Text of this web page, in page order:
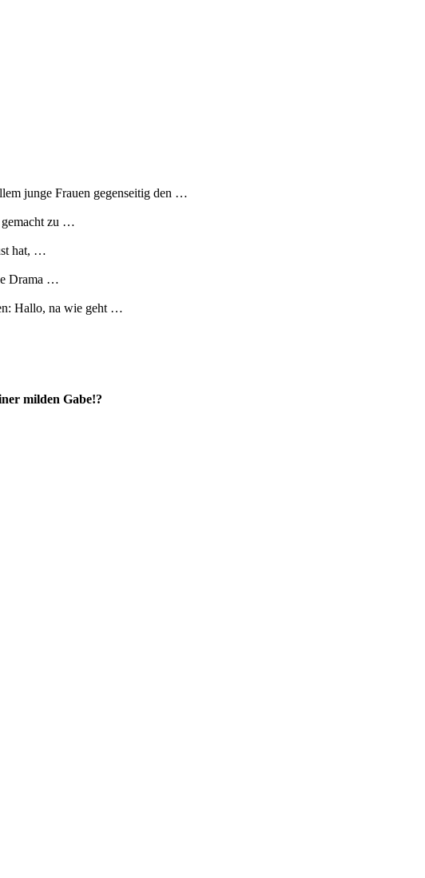
junge Frauen gegenseitig den …
gemacht zu …
hat, …
Drama …
Hallo, na wie geht …
milden Gabe!?